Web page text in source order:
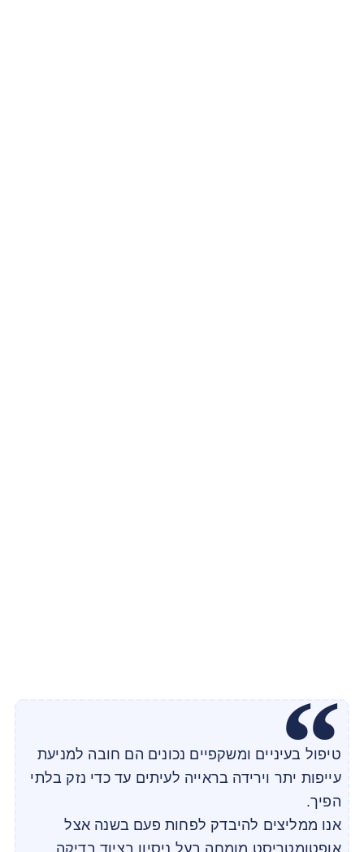
טיפול בעיניים ומשקפיים נכונים הם חובה למניעת
עייפות יתר וירידה בראייה לעיתים עד כדי נזק בלתי
הפיך.
אנו ממליצים להיבדק לפחות פעם בשנה אצל